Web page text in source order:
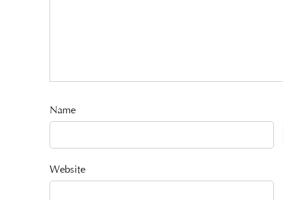
Name
Website